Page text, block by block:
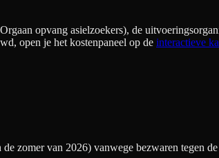
opvang asielzoekers), de
open je het kostenpaneel op de interactieve
zomer van 2026) vanwege bezwaren tegen